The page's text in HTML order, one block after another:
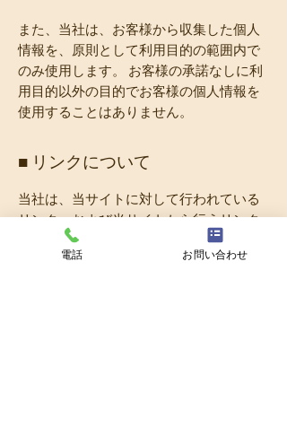
また、当社は、お客様から収集した個人
情報を、原則として利用目的の範囲内で
のみ使用します。 お客様の承諾なしに利
用目的以外の目的でお客様の個人情報を
使用することはありません。
​■ リンクについて
当社は、当サイトに対して行われている
リンク、および当サイトから行うリンク
に関し、いかなる保証をするものではあ
りません。リンク元、リンク先のウェブ
電話 お問い合わせ